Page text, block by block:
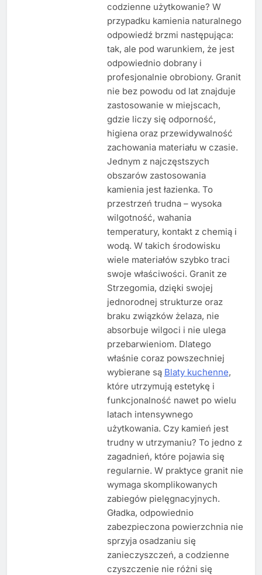
codzienne użytkowanie? W
przypadku kamienia naturalnego
odpowiedź brzmi następująca:
tak, ale pod warunkiem, że jest
odpowiednio dobrany i
profesjonalnie obrobiony. Granit
nie bez powodu od lat znajduje
zastosowanie w miejscach,
gdzie liczy się odporność,
higiena oraz przewidywalność
zachowania materiału w czasie.
Jednym z najczęstszych
obszarów zastosowania
kamienia jest łazienka. To
przestrzeń trudna – wysoka
wilgotność, wahania
temperatury, kontakt z chemią i
wodą. W takich środowisku
wiele materiałów szybko traci
swoje właściwości. Granit ze
Strzegomia, dzięki swojej
jednorodnej strukturze oraz
braku związków żelaza, nie
absorbuje wilgoci i nie ulega
przebarwieniom. Dlatego
właśnie coraz powszechniej
wybierane są Blaty kuchenne,
które utrzymują estetykę i
funkcjonalność nawet po wielu
latach intensywnego
użytkowania. Czy kamień jest
trudny w utrzymaniu? To jedno z
zagadnień, które pojawia się
regularnie. W praktyce granit nie
wymaga skomplikowanych
zabiegów pielęgnacyjnych.
Gładka, odpowiednio
zabezpieczona powierzchnia nie
sprzyja osadzaniu się
zanieczyszczeń, a codzienne
czyszczenie nie różni się